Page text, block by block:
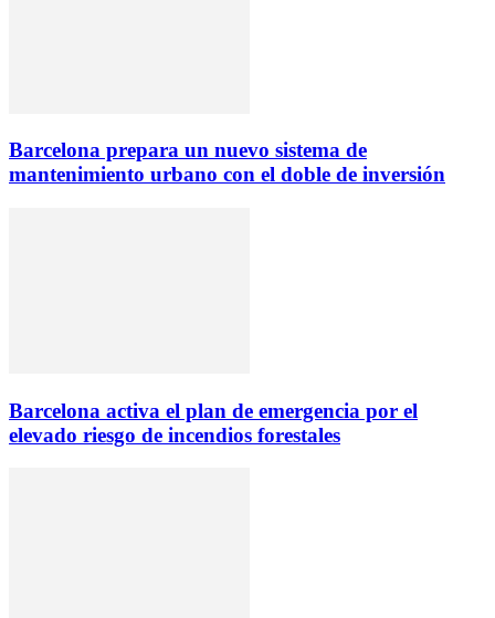
Barcelona prepara un nuevo sistema de
mantenimiento urbano con el doble de inversión
Barcelona activa el plan de emergencia por el
elevado riesgo de incendios forestales